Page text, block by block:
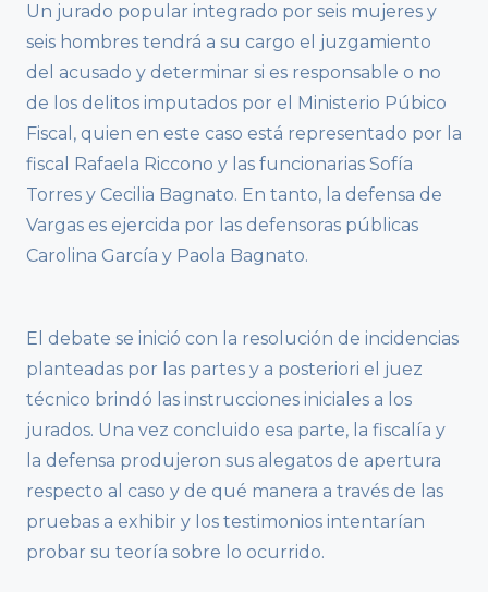
Un jurado popular integrado por seis mujeres y
seis hombres tendrá a su cargo el juzgamiento
del acusado y determinar si es responsable o no
de los delitos imputados por el Ministerio Púbico
Fiscal, quien en este caso está representado por la
fiscal Rafaela Riccono y las funcionarias Sofía
Torres y Cecilia Bagnato. En tanto, la defensa de
Vargas es ejercida por las defensoras públicas
Carolina García y Paola Bagnato.
El debate se inició con la resolución de incidencias
planteadas por las partes y a posteriori el juez
técnico brindó las instrucciones iniciales a los
jurados. Una vez concluido esa parte, la fiscalía y
la defensa produjeron sus alegatos de apertura
respecto al caso y de qué manera a través de las
pruebas a exhibir y los testimonios intentarían
probar su teoría sobre lo ocurrido.